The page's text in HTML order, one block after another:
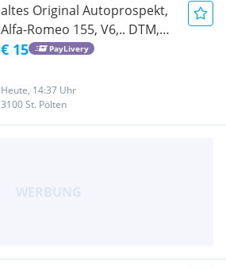
altes Original Autoprospekt,
Alfa-Romeo 155, V6,.. DTM,
vom November 1994
€ 15 PayLivery
Heute, 14:37 Uhr
3100 St. Pölten